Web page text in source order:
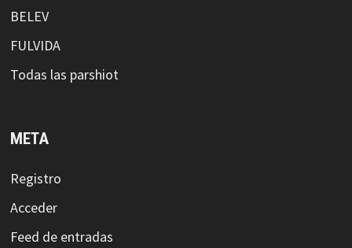
BELEV
FULVIDA
Todas las parshiot
META
Registro
Acceder
Feed de entradas